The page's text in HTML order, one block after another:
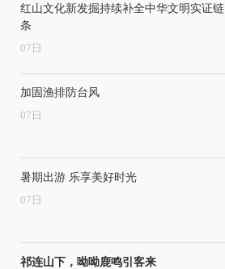
红山文化新发掘持续补全中华文明实证链
条
07 日
加固渔排防台风
07 日
暑期出游 乐享美好时光
07 日
祁连山下，呦呦鹿鸣引客来